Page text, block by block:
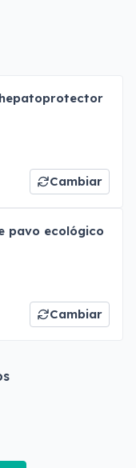
Cambiar
pavo ecológico
Cambiar